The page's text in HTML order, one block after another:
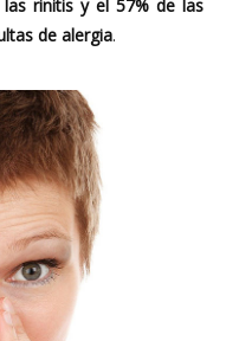
rinitis y el 57% de las
de alergia.